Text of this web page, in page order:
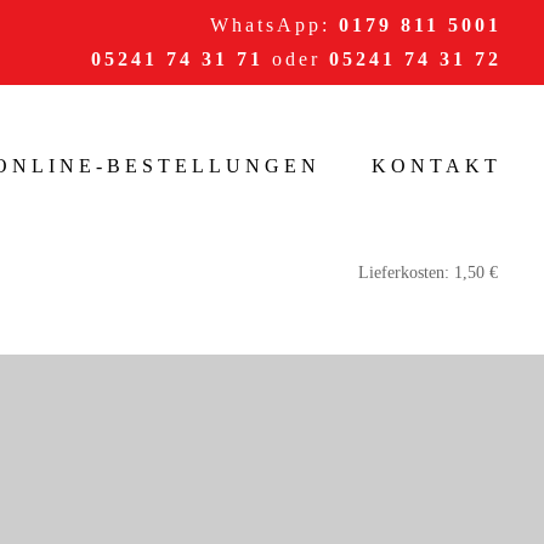
WhatsApp: 0179 811 5001
05241 74 31 71
oder 05241 74 31 72
BESTELLUNGEN KONTAKT